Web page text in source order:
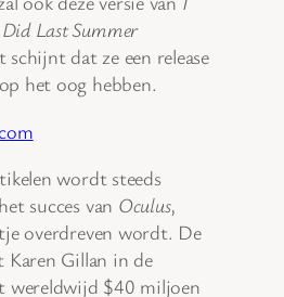
Last Summer
dat ze een release
het oog hebben.
wordt steeds
succes van Oculus,
overdreven wordt. De
Gillan in de
wereldwijd $40 miljoen